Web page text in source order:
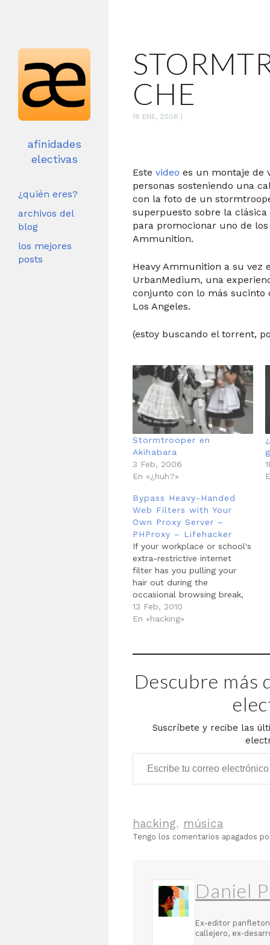
afinidades
electivas
¿quién eres?
archivos del
blog
los mejores
posts
CHE
18 ENE, 2006
Este video es un montaje de
personas sosteniendo una
con la foto de un
superpuesto sobre la clásica
para promocionar uno de
Ammunition.
Heavy Ammunition a su vez
UrbanMedium, una
conjunto con lo más
Los Angeles.
(estoy buscando el torrent,
Stormtrooper en
Akihabara
3 Feb, 2006
En «¿huh?»
Bypass Heavy-Handed
Web Filters with Your
Own Proxy Server –
PHProxy – Lifehacker
If your workplace or school's
extra-restrictive internet
filter has you pulling your
hair out during the
occasional browsing break,
there's hope! Here's a quick
look at how to get around
source PHProxy. vía Bypass
with Your Own Proxy Server -
PHProxy -…
13 Feb, 2010
En «hacking»
Descubre más
Suscríbete y recibe las
Escribe tu correo electrónico…
hacking, música
Tengo los comentarios apagados
Daniel
Ex-editor
callejero, ex-